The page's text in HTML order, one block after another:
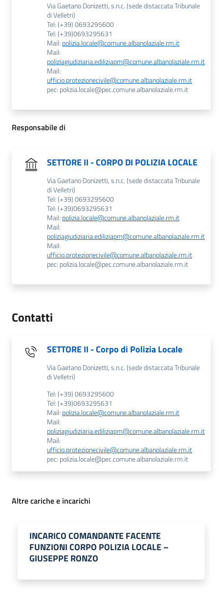
Via Gaetano Donizetti, s.n.c. (sede distaccata Tribunale
di Velletri)
Tel: (+39) 0693295600
Tel: (+39)0693295631
Mail: polizia.locale@comune.albanolaziale.rm.it
Mail:
poliziagiudiziaria.ediliziapm@comune.albanolaziale.rm.it
Mail:
ufficio.protezionecivile@comune.albanolaziale.rm.it
pec: polizia.locale@pec.comune.albanolaziale.rm.it
Responsabile di
SETTORE II - CORPO DI POLIZIA LOCALE
Via Gaetano Donizetti, s.n.c. (sede distaccata Tribunale
di Velletri)
Tel: (+39) 0693295600
Tel: (+39)0693295631
Mail: polizia.locale@comune.albanolaziale.rm.it
Mail:
poliziagiudiziaria.ediliziapm@comune.albanolaziale.rm.it
Mail:
ufficio.protezionecivile@comune.albanolaziale.rm.it
pec: polizia.locale@pec.comune.albanolaziale.rm.it
Contatti
SETTORE II - Corpo di Polizia Locale
Via Gaetano Donizetti, s.n.c. (sede distaccata Tribunale
di Velletri)
Tel: (+39) 0693295600
Tel: (+39)0693295631
Mail: polizia.locale@comune.albanolaziale.rm.it
Mail:
poliziagiudiziaria.ediliziapm@comune.albanolaziale.rm.it
Mail:
ufficio.protezionecivile@comune.albanolaziale.rm.it
pec: polizia.locale@pec.comune.albanolaziale.rm.it
Altre cariche e incarichi
INCARICO COMANDANTE FACENTE
FUNZIONI CORPO POLIZIA LOCALE –
GIUSEPPE RONZO